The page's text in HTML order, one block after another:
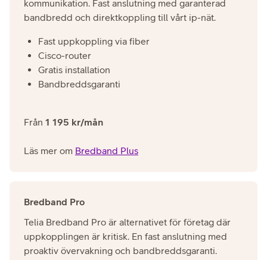
kommunikation. Fast anslutning med garanterad
bandbredd och direktkoppling till vårt ip-nät.
Fast uppkoppling via fiber
Cisco-router
Gratis installation
Bandbreddsgaranti
Från 1 195 kr/mån
Läs mer om Bredband Plus
Bredband Pro
Telia Bredband Pro är alternativet för företag där
uppkopplingen är kritisk. En fast anslutning med
proaktiv övervakning och bandbreddsgaranti.